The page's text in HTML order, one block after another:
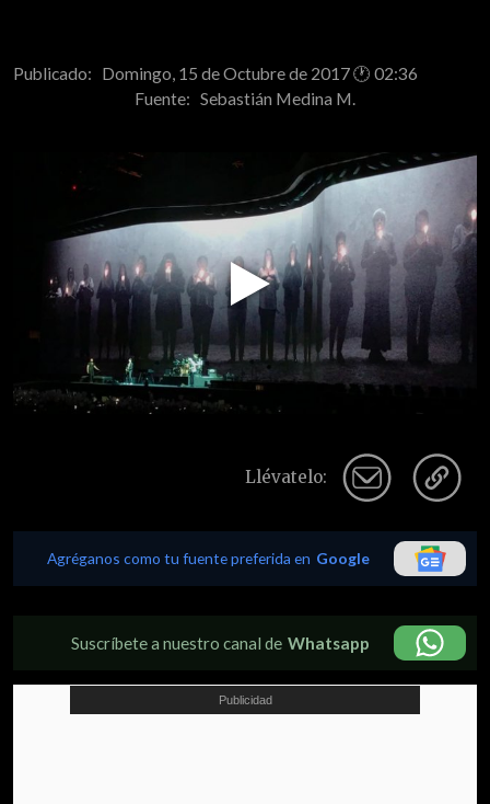
Publicado: Domingo, 15 de Octubre de 2017 🕐 02:36
Fuente: Sebastián Medina M.
Play
Video
Llévatelo:
Agréganos como tu fuente preferida en Google
Suscríbete a nuestro canal de Whatsapp